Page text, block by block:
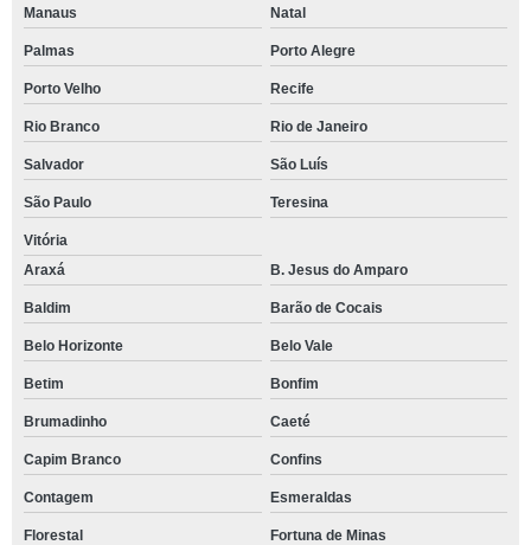
Manaus Natal
Palmas Porto Alegre
Porto Velho Recife
Rio Branco Rio de Janeiro
Salvador São Luís
São Paulo Teresina
Vitória
Araxá
B. Jesus do Amparo
Baldim Barão de Cocais
Belo Horizonte Belo Vale
Betim Bonfim
Brumadinho Caeté
Capim Branco Confins
Contagem Esmeraldas
Florestal Fortuna de Minas